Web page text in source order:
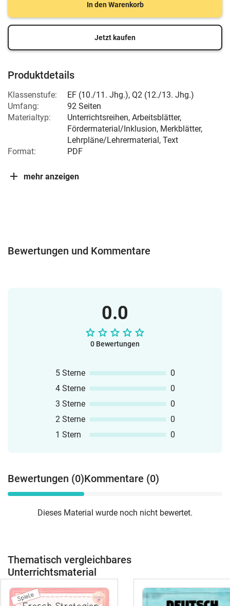
In den Warenkorb
Jetzt kaufen
Produktdetails
Klassenstufe: EF (10./11. Jhg.), Q2 (12./13. Jhg.)
Umfang:
92 Seiten
Materialtyp:
Unterrichtsreihen, Arbeitsblätter,
Fördermaterial/Inklusion, Merkblätter,
Lehrpläne/Lehrermaterial, Text
Format:
PDF
mehr anzeigen
Bewertungen und Kommentare
0.0
0 Bewertungen
5 Sterne
0
4 Sterne
0
3 Sterne
0
2 Sterne
0
1 Stern
0
Bewertungen (0)Kommentare (0)
Dieses Material wurde noch nicht bewertet.
Thematisch vergleichbares
Unterrichtsmaterial